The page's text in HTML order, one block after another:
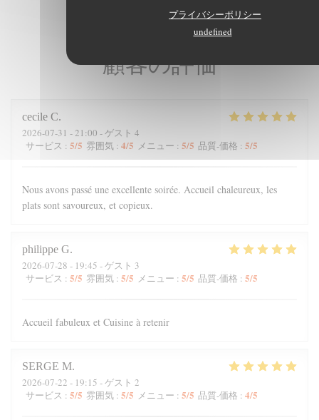
プライバシーポリシー
undefined
顧客の評価
cecile C
2026-07-31 - 21:00 - ゲスト 4
サービス : 5/5 雰囲気 : 4/5 メニュー : 5/5 品質-価格 : 5/5
Nous avons passé une excellente soirée. Accueil chaleureux, les
plats sont savoureux, et copieux.
philippe G
2026-07-28 - 19:45 - ゲスト 3
サービス : 5/5 雰囲気 : 5/5 メニュー : 5/5 品質-価格 : 5/5
Accueil fabuleux et Cuisine à retenir
SERGE M
2026-07-22 - 19:15 - ゲスト 2
サービス : 5/5 雰囲気 : 5/5 メニュー : 5/5 品質-価格 : 4/5